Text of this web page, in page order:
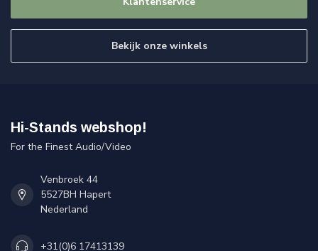
Bekijk onze winkels
Hi-Stands webshop!
For the Finest Audio/Video
Venbroek 44
5527BH Hapert
Nederland
+31(0)6 17413139